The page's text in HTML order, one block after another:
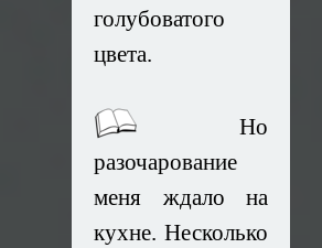
голубоватого
цвета.
Но
разочарование
меня ждало на
кухне. Несколько